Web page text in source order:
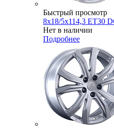
Быстрый просмотр
8x18/5x114,3 ET30
Нет в наличии
Подробнее